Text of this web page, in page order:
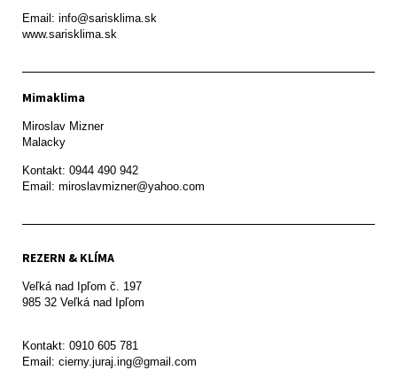
Email: info@sarisklima.sk
www.sarisklima.sk
Mimaklima
Miroslav Mizner
Malacky
Kontakt: 0944 490 942
REZERN & KLÍMA
Veľká nad Ipľom č. 197
985 32 Veľká nad Ipľom
Kontakt: 0910 605 781
Email: cierny.juraj.ing@gmail.com